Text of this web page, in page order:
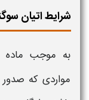
شرایط اتیان
به موجب ماده 270
مواردی که